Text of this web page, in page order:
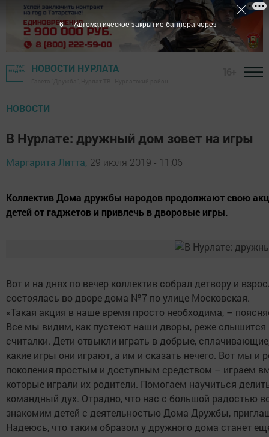
НОВОСТИ НУРЛАТА
НОВОСТИ
В Нурлате: дружный дом зовет на игры
Маргарита Литта, 29 июля 2019 - 11:06
Коллектив Дома дружбы народов продолжают свою
детей от гаджетов и привлечь в дворовые игры.
Вот и на днях по вечер коллектив собрал детвору и
состоялась во дворе дома №7 по улице Московская.
«Такая акция в наше время просто необходима, –
Все мы видим, как пустеют наши дворы, реже слышится
считалки. Дети отвыкли играть в добрые,
какие игры они играют, а им и сказать нечего. Вот мы
поколения простым и доступным средством – играем
которые играли их родители. Помогаем научиться
командный дух. Отрадно, что нас с большой радостью
знакомим детей с деятельностью Дома Дружбы,
Надеюсь, что таким образом у дружного дома станет
5 Автоматическое закрытие баннера через